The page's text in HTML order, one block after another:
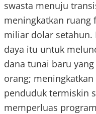
swasta menuju
meningkatkan ruang
miliar dolar setahun.
daya itu untuk
dana tunai baru
orang;
penduduk termiskin
memperluas